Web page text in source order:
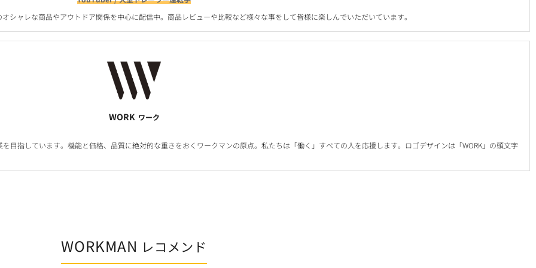
シャレな商品やアウトドア関係を中心に配信中。商品レビューや比較など様々な事をして皆様に楽しんでいただいています。
WORK ワーク
目指しています。機能と価格、品質に絶対的な重きをおくワークマンの原点。私たちは「働く」すべての人を応援します。ロゴデザインは「WORK」の頭文字
WORKMAN レコメンド